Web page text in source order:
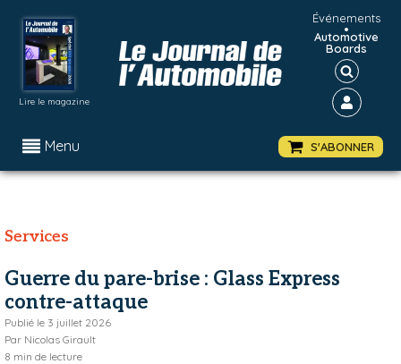
Lire le magazine
Événements
•
Automotive
Boards
Menu S'ABONNER
Services
Guerre du pare-brise : Glass Express
contre-attaque
Publié le 3 juillet 2026
Par Nicolas Girault
8 min de lecture